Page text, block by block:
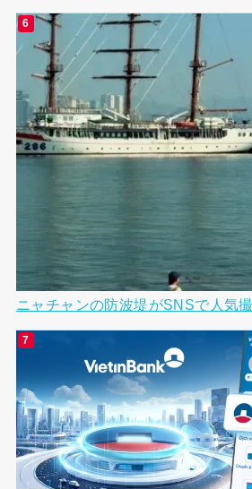
ニャチャンの防波堤がSNSで人気